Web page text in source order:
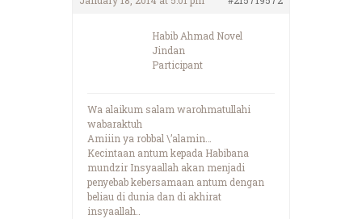
Habib Ahmad Novel
Jindan
Participant
Wa alaikum salam warohmatullahi
wabaraktuh
Amiiin ya robbal \’alamin…
Kecintaan antum kepada Habibana
mundzir Insyaallah akan menjadi
penyebab kebersamaan antum dengan
beliau di dunia dan di akhirat
insyaallah..